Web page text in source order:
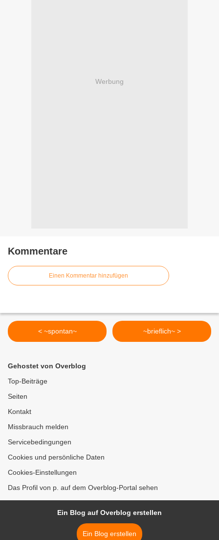
Werbung
Kommentare
Einen Kommentar hinzufügen
< ~spontan~ ~brieflich~ >
Gehostet von Overblog
Top-Beiträge
Seiten
Kontakt
Missbrauch melden
Servicebedingungen
Cookies und persönliche Daten
Cookies-Einstellungen
Das Profil von p. auf dem Overblog-Portal sehen
Ein Blog auf Overblog erstellen
Ein Blog erstellen